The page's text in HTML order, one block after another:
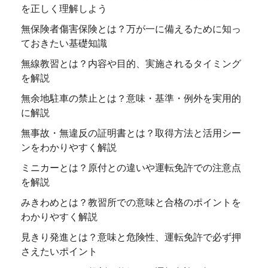
を正しく理解しよう
無保険者傷害保険とは？万が一に備えるために知っ
ておきたい基礎知識
無線教習とは？内容や目的、実施されるタイミング
を解説
無余地駐車の禁止とは？意味・基準・例外を実用的
に解説
無事故・無違反の証明書とは？取得方法と活用シー
ンをわかりやすく解説
ミニカーとは？原付との違いや運転免許での注意点
を解説
みきわめとは？教習所での意味と合格のポイントを
わかりやすく解説
見きり発進とは？意味と危険性、運転免許で必ず押
さえたいポイント